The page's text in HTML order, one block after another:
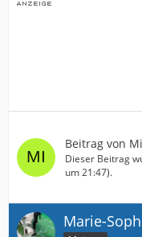
Beitrag von
Dieser Beitrag
um 21:47).
Marie-